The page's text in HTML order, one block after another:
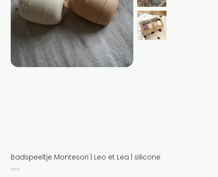
Badspeeltje Montesori | Leo et Lea | silicone
Prijs
€ 30,00